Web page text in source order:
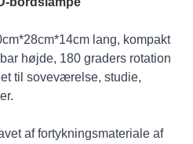
lang, kompakt
højde, 180 graders rotation
til soveværelse, studie,
af fortykningsmateriale af